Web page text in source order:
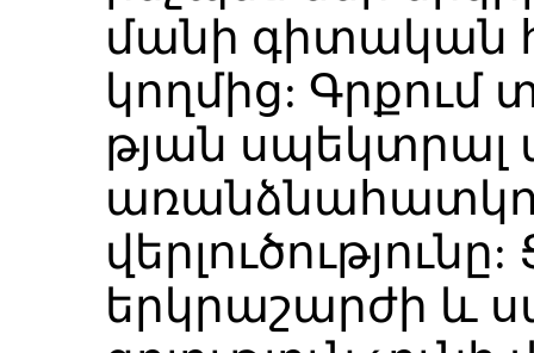
մանի գիտական
կողմից: Գրքում
թյան սպեկտրալ
երկրաշարժի և